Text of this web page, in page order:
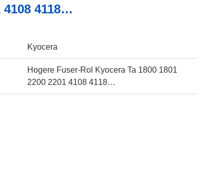
4108 4118…
Kyocera
Hogere Fuser-Rol Kyocera Ta 1800 1801
2200 2201 4108 4118…